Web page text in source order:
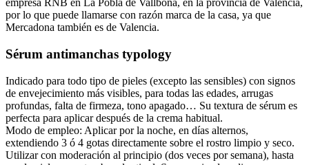
empresa RNB en La Pobla de Vallbona, en la provincia de Valencia,
por lo que puede llamarse con razón marca de la casa, ya que
Mercadona también es de Valencia.
Sérum antimanchas typology
Indicado para todo tipo de pieles (excepto las sensibles) con signos
de envejecimiento más visibles, para todas las edades, arrugas
profundas, falta de firmeza, tono apagado… Su textura de sérum es
perfecta para aplicar después de la crema habitual.
Modo de empleo: Aplicar por la noche, en días alternos,
extendiendo 3 ó 4 gotas directamente sobre el rostro limpio y seco.
Utilizar con moderación al principio (dos veces por semana), hasta